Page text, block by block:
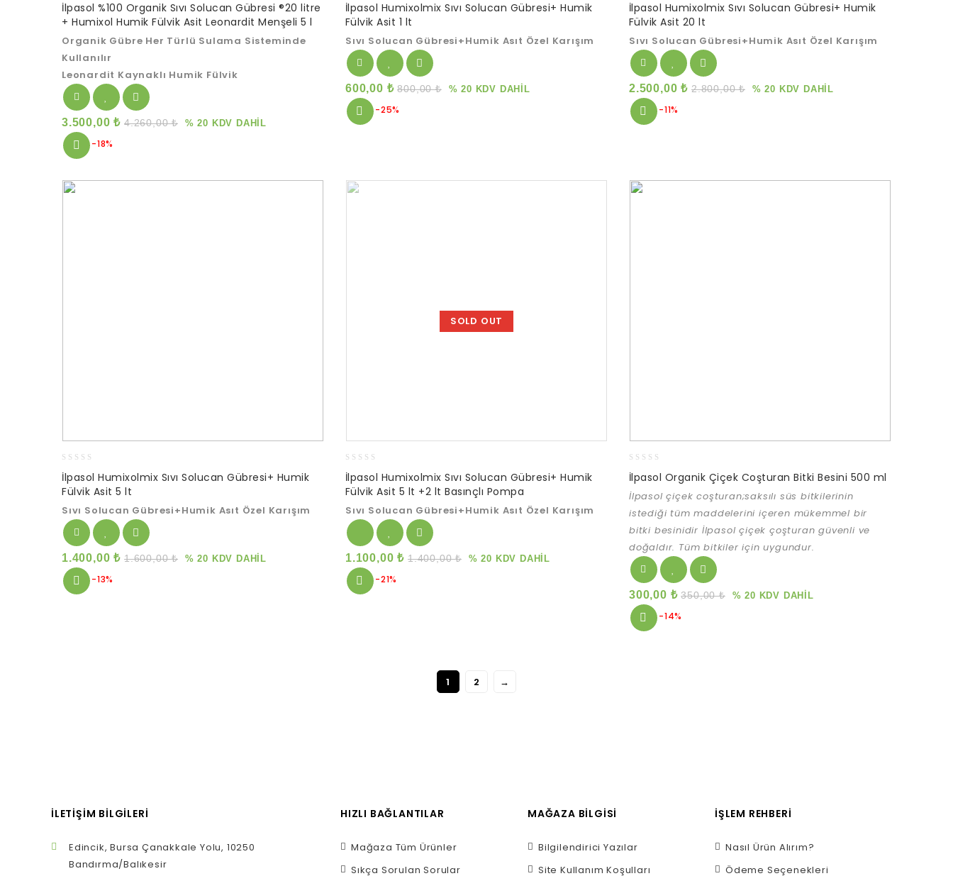
out
of
5
İlpasol %100 Organik Sıvı Solucan Gübresi ®20 litre
+ Humixol Humik Fülvik Asit Leonardit Menşeli 5 l
Organik Gübre Her Türlü Sulama Sisteminde
Kullanılır
Leonardit Kaynaklı Humik Fülvik
4.260,00₺
3.500,00₺ % 20 KDV DAHİL
-18%
out
of
5
İlpasol Humixolmix Sıvı Solucan Gübresi+ Humik
Fülvik Asit 1 lt
Sıvı Solucan Gübresi+Humik Asıt Özel Karışım
800,00₺
600,00 ₺ % 20 KDV DAHİL
-25%
out
of
5
İlpasol Humixolmix Sıvı Solucan Gübresi+ Humik
Fülvik Asit 20 lt
Sıvı Solucan Gübresi+Humik Asıt Özel Karışım
2.800,00₺
2.500,00₺ % 20 KDV DAHİL
-11%
out
of
5
İlpasol Humixolmix Sıvı Solucan Gübresi+ Humik
Fülvik Asit 5 lt
Sıvı Solucan Gübresi+Humik Asıt Özel Karışım
1.600,00₺
1.400,00₺ % 20 KDV DAHİL
-13%
SOLD OUT
out
of
5
İlpasol Humixolmix Sıvı Solucan Gübresi+ Humik
Fülvik Asit 5 lt +2 lt Basınçlı Pompa
Sıvı Solucan Gübresi+Humik Asıt Özel Karışım
1.400,00₺
1.100,00₺ % 20 KDV DAHİL
-21%
out
of
İlpasol Organik Çiçek Coşturan Bitki Besini 500 ml
İlpasol çiçek coşturan;saksılı süs bitkilerinin
istediği tüm maddelerini içeren mükemmel bir
bitki besinidir İlpasol çiçek çoşturan güvenli ve
doğaldır. Tüm bitkiler için uygundur.
350,00₺
300,00 ₺ % 20 KDV DAHİL
-14%
1 2 →
İLETIŞIM BILGILERI
Edincik, Bursa Çanakkale Yolu, 10250
Bandırma/Balıkesir
HIZLI BAĞLANTILAR
Mağaza Tüm Ürünler
Sıkça Sorulan Sorular
MAĞAZA BILGISI
Bilgilendirici Yazılar
Site Kullanım Koşulları
İŞLEM REHBERI
Nasıl Ürün Alırım?
Ödeme Seçenekleri